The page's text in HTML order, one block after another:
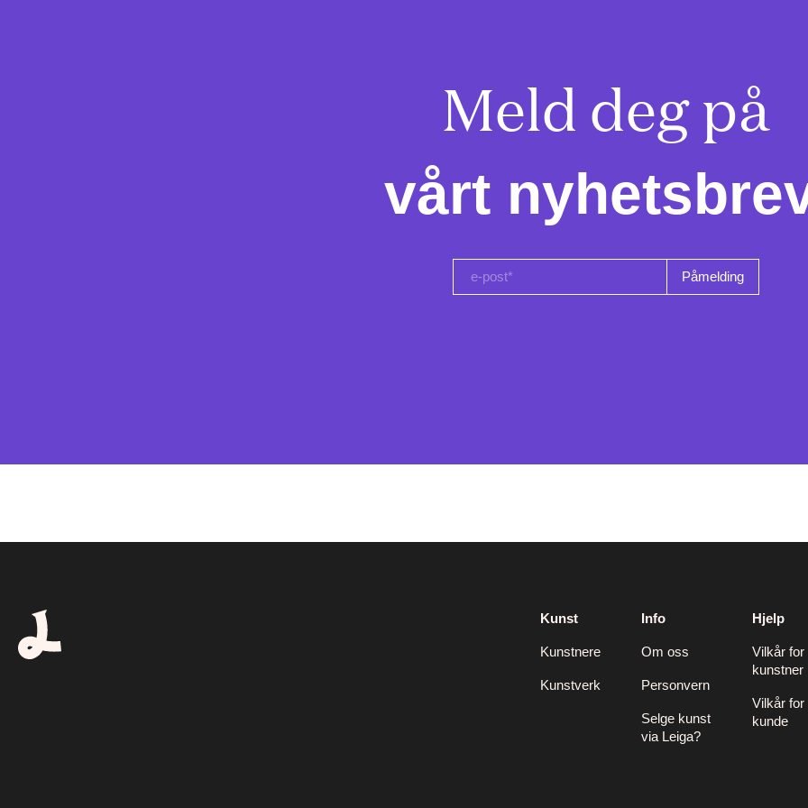
Meld deg på
vårt
e-post*
Kunst
Kunstnere
Kunstverk
Info
Om oss
Personvern
Selge kunst
via Leiga?
Hjelp
Vilkår for
kunstner
Vilkår for
kunde